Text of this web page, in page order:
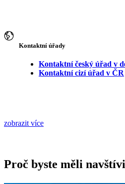
Kontaktní úřady
Kontaktní český úřad v
Kontaktní cizí úřad v ČR
zobrazit více
Proč byste měli